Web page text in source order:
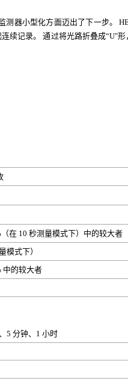
器小型化方面迈出了下一步。
续记录。 通过将光路折叠成“U"
在 10 秒测量模式下）中的较大者
模式下）
中的较大者
5 分钟、1 小时